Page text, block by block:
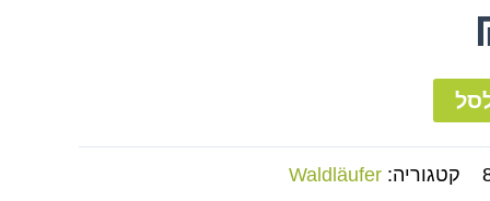
קטגוריה: Waldläufer